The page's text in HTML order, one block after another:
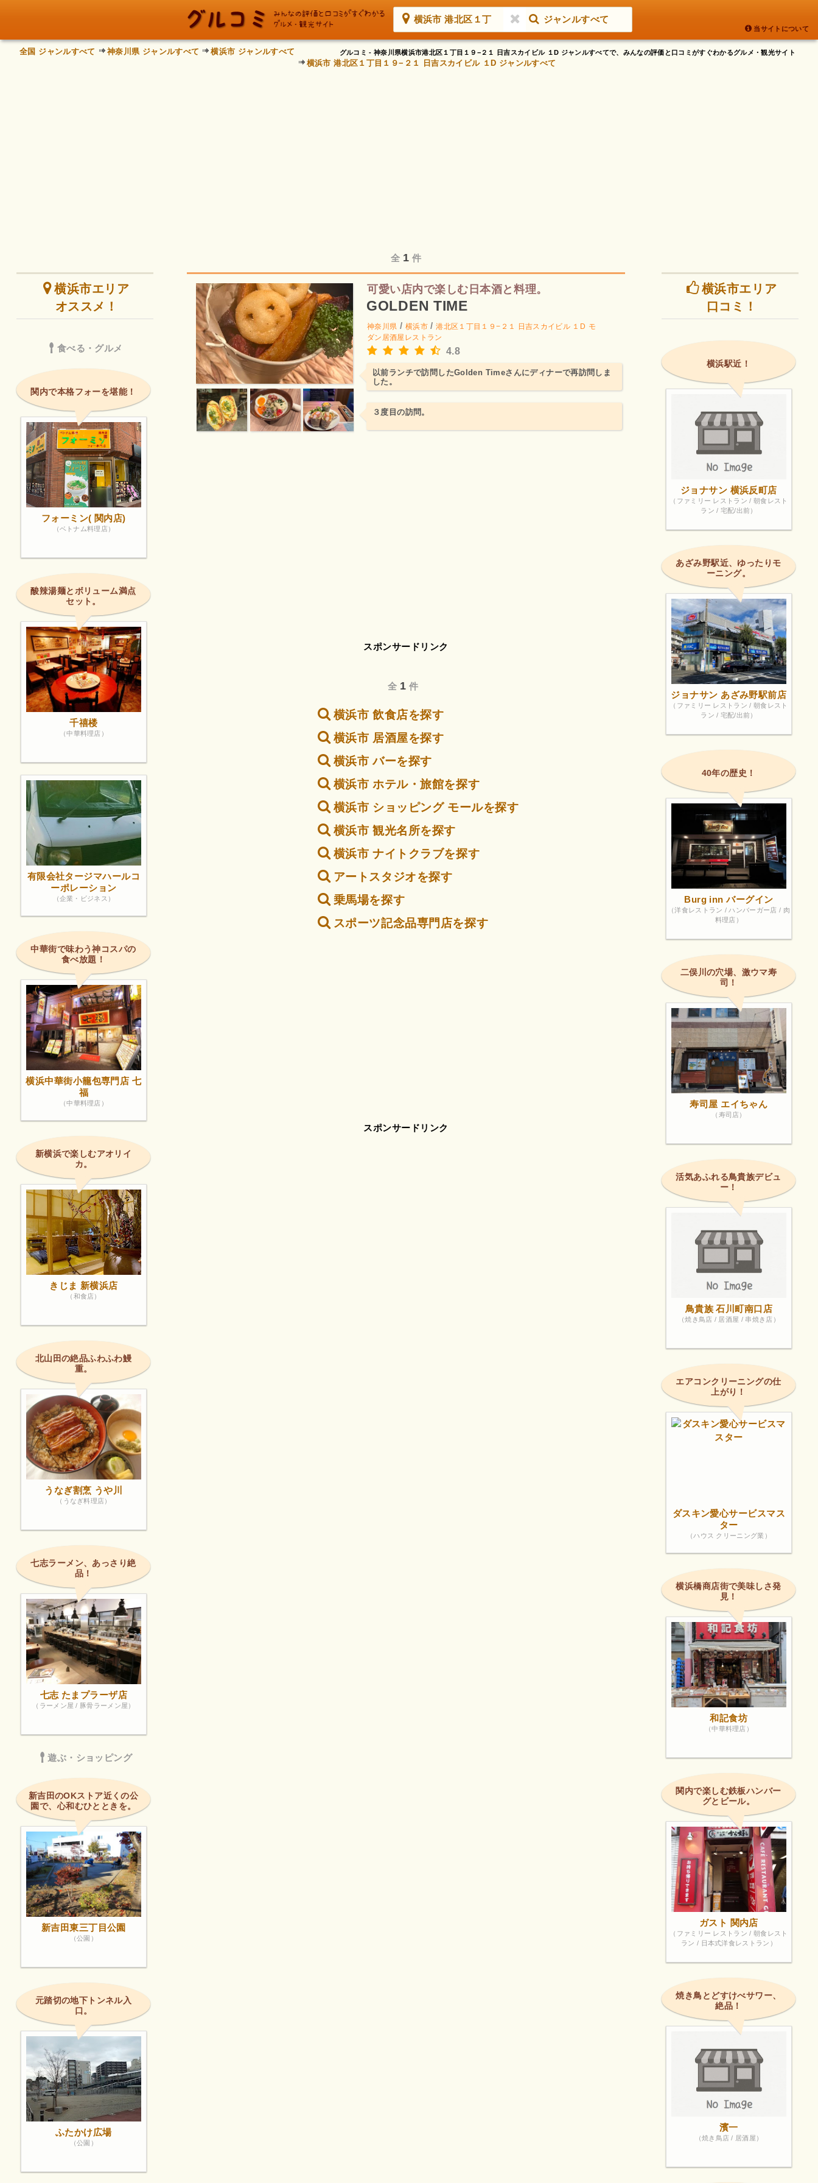
横浜市 港北区１丁 ジャンルすべて
当サイトについて
グルコミ - 神奈川県横浜市港北区１丁目１９−２１ 日吉スカイビル １D ジャンルすべてで、みんなの評価と口コミがすぐわかるグルメ・観光サイト
全国 ジャンルすべて 神奈川県 ジャンルすべて
横浜市 ジャンルすべて
横浜市 港北区１丁目１９−２１ 日吉スカイビル １D ジャンルすべて
全 1 件
可愛い店内で楽しむ日本酒と料理。
GOLDEN TIME
神奈川県 / 横浜市/港北区１丁目１９−２１ 日吉スカイビル １D モ
ダン居酒屋レストラン
4.8
以前ランチで訪問したGolden Timeさんにディナーで再訪問しま
した。
３度目の訪問。
スポンサードリンク
全 1 件
横浜市 飲食店を探す
横浜市 居酒屋を探す
横浜市 バーを探す
横浜市 ホテル・旅館を探す
横浜市 ショッピング モールを探す
横浜市 観光名所を探す
横浜市 ナイトクラブを探す
アートスタジオを探す
乗馬場を探す
スポーツ記念品専門店を探す
スポンサードリンク
横浜市エリア
オススメ！
食べる・グルメ
関内で本格フォーを堪能！
フォーミン( 関内店)
（ベトナム料理店）
酸辣湯麺とボリューム満点
セット。
千禧楼
（中華料理店）
有限会社タージマハールコ
ーポレーション
（企業・ビジネス）
中華街で味わう神コスパの
食べ放題！
横浜中華街小籠包専門店 七
福
（中華料理店）
新横浜で楽しむアオリイ
カ。
きじま 新横浜店
（和食店）
北山田の絶品ふわふわ鰻
重。
うなぎ割烹 うや川
（うなぎ料理店）
七志ラーメン、あっさり絶
品！
七志 たまプラーザ店
（ラーメン屋 / 豚骨ラーメン屋）
遊ぶ・ショッピング
新吉田のOKストア近くの公
園で、心和むひとときを。
新吉田東三丁目公園
（公園）
元踏切の地下トンネル入
口。
ふたかけ広場
（公園）
横浜市エリア
口コミ！
横浜駅近！
ジョナサン 横浜反町店
（ファミリー レストラン / 朝食レスト
ラン / 宅配/出前）
あざみ野駅近、ゆったりモ
ーニング。
ジョナサン あざみ野駅前店
（ファミリー レストラン / 朝食レスト
ラン / 宅配/出前）
40年の歴史！
Burg inn バーグイン
（洋食レストラン / ハンバーガー店 / 肉
料理店）
二俣川の穴場、激ウマ寿
司！
寿司屋 エイちゃん
（寿司店）
活気あふれる鳥貴族デビュ
ー！
鳥貴族 石川町南口店
（焼き鳥店 / 居酒屋 / 串焼き店）
エアコンクリーニングの仕
上がり！
ダスキン愛心サービスマス
ター
（ハウス クリーニング業）
横浜橋商店街で美味しさ発
見！
和記食坊
（中華料理店）
関内で楽しむ鉄板ハンバー
グとビール。
ガスト 関内店
（ファミリー レストラン / 朝食レスト
ラン / 日本式洋食レストラン）
焼き鳥とどすけべサワー、
絶品！
濱一
（焼き鳥店 / 居酒屋）